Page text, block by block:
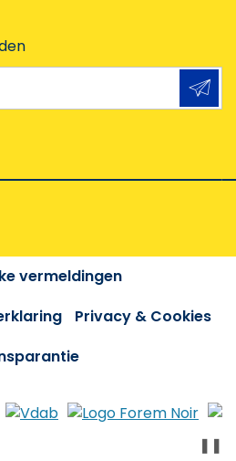
vermeldingen
Privacy & Cookies
❚❚